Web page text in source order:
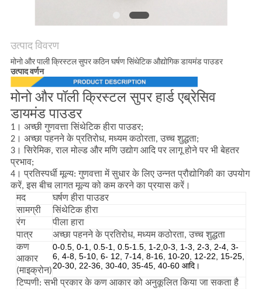
उत्पाद विवरण
मोनो और पाली क्रिस्टल सुपर कठिन घर्षण सिंथेटिक औद्योगिक डायमंड पाउडर
उत्पाद वर्णन
मोनो और पॉली क्रिस्टल सुपर हार्ड एब्रेसिव
डायमंड पाउडर
1। अच्छी गुणवत्ता सिंथेटिक हीरा पाउडर;
2। अच्छा पहनने के प्रतिरोध, मध्यम कठोरता, उच्च शुद्धता;
3। सिरेमिक, राल मोल्ड और मणि उद्योग आदि पर लागू होने पर भी बेहतर
प्रभाव;
4। प्रतिस्पर्धी मूल्य: गुणवत्ता में सुधार के लिए उन्नत प्रौद्योगिकी का उपयोग
करें, इस बीच लागत मूल्य को कम करने का प्रयास करें।
मद
घर्षण हीरा पाउडर
सामग्री
सिंथेटिक हीरा
रंग
पीला हारा
पात्र
अच्छा पहनने के प्रतिरोध, मध्यम कठोरता, उच्च शुद्धता
कण
आकार
(माइक्रोन)
0-0.5, 0-1, 0.5-1, 0.5-1.5, 1-2,0-3, 1-3, 2-3, 2-4, 3-
6, 4-8, 5-10, 6- 12, 7-14, 8-16, 10-20, 12-22, 15-25,
20-30, 22-36, 30-40, 35-45, 40-60 आदि।
टिप्पणी: सभी प्रकार के कण आकार को अनुकूलित किया जा सकता है